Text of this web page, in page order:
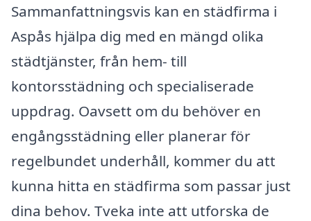
Sammanfattningsvis kan en städfirma i
Aspås hjälpa dig med en mängd olika
städtjänster, från hem- till
kontorsstädning och specialiserade
uppdrag. Oavsett om du behöver en
engångsstädning eller planerar för
regelbundet underhåll, kommer du att
kunna hitta en städfirma som passar just
dina behov. Tveka inte att utforska de